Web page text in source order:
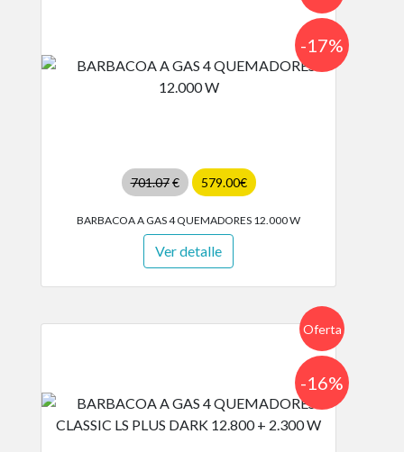
701.07€ 579.00€
-17%
BARBACOA A GAS 4 QUEMADORES 12.000 W
Ver detalle
Oferta
-16%